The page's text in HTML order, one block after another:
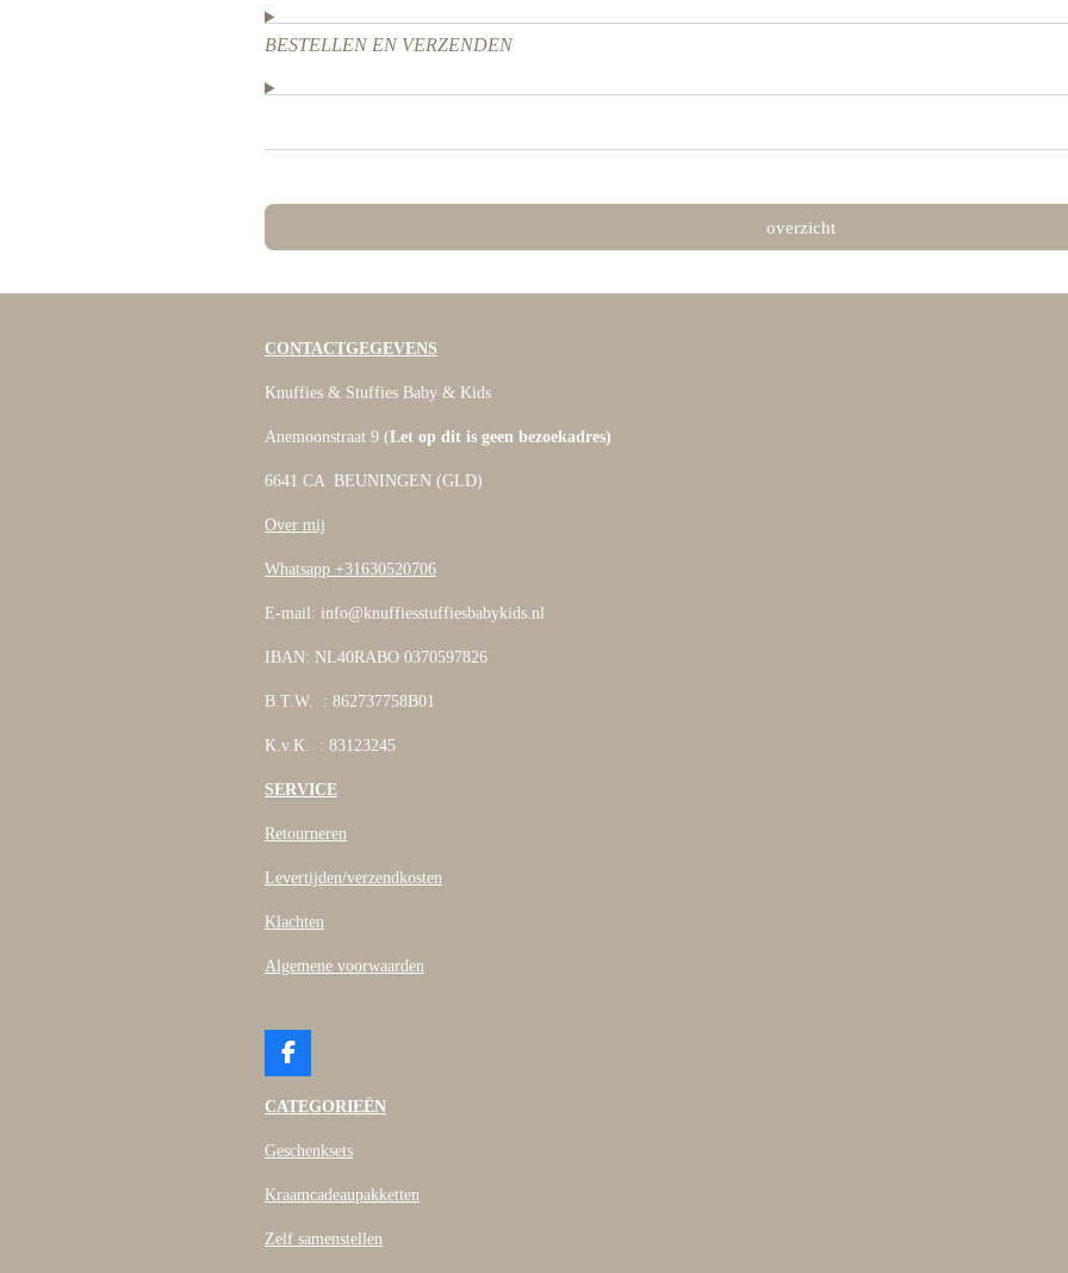
BESTELLEN EN VERZENDEN
overzicht
CONTACTGEGEVENS
Knuffies & Stuffies Baby & Kids
Anemoonstraat 9 (Let op dit is geen bezoekadres)
6641 CA BEUNINGEN (GLD)
Over mij
Whatsapp +31630520706
E-mail: info@knuffiesstuffiesbabykids.nl
IBAN: NL40RABO 0370597826
B.T.W. : 862737758B01
K.v.K. : 83123245
SERVICE
Retourneren
Levertijden/verzendkosten
Klachten
Algemene voorwaarden
F
c
b
o
CATEGORIEËN
Geschenksets
Kraamcadeaupakketten
Zelf samenstellen